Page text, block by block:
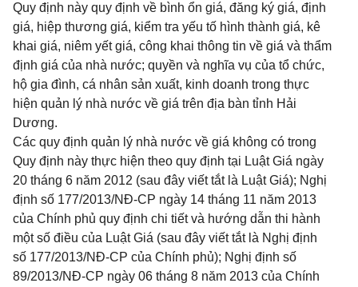
Quy định này quy định về bình ổn giá, đăng ký giá, định
giá, hiệp thương giá, kiểm tra yếu tố hình thành giá, kê
khai giá, niêm yết giá, công khai thông tin về giá và thẩm
định giá của nhà nước; quyền và nghĩa vụ của tổ chức,
hộ gia đình, cá nhân sản xuất, kinh doanh trong thực
hiện quản lý nhà nước về giá trên địa bàn tỉnh Hải
Dương.
Các quy định quản lý nhà nước về giá không có trong
Quy định này thực hiện theo quy định tại Luật Giá ngày
20 tháng 6 năm 2012 (sau đây viết tắt là Luật Giá); Nghị
định số 177/2013/NĐ-CP ngày 14 tháng 11 năm 2013
của Chính phủ quy định chi tiết và hướng dẫn thi hành
một số điều của Luật Giá (sau đây viết tắt là Nghị định
số 177/2013/NĐ-CP của Chính phủ); Nghị định số
89/2013/NĐ-CP ngày 06 tháng 8 năm 2013 của Chính